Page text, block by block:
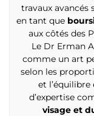
travaux avancés
en tant que
aux côtés des
Le Dr Erman
comme un art
selon les
et
d’expertise
visage et